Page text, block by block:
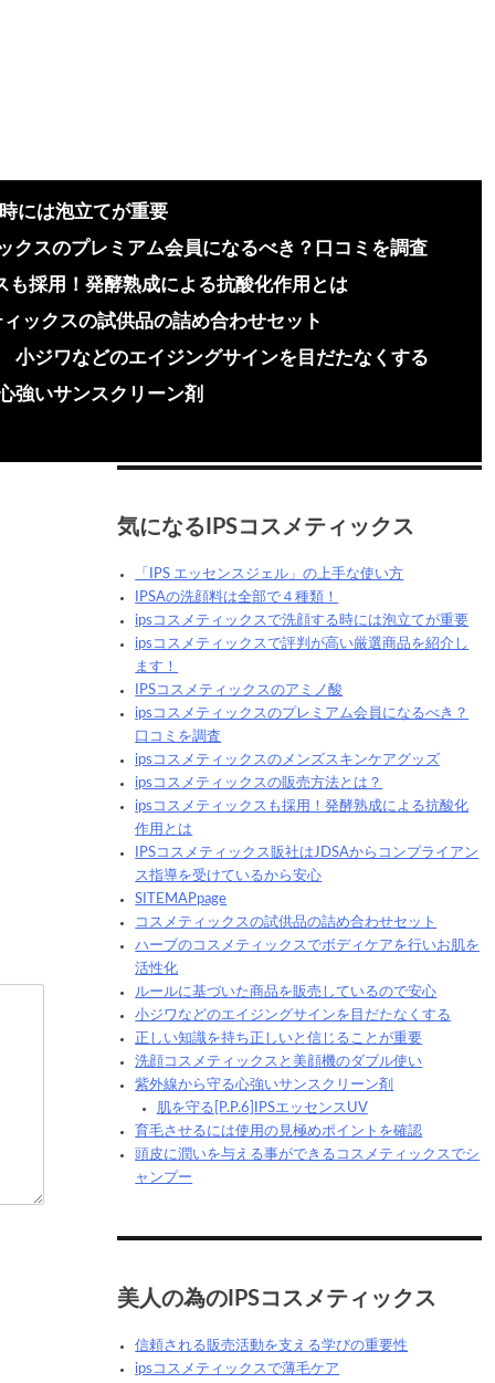
には泡立てが重要
クスのプレミアム会員になるべき？口コミを調査
も採用！発酵熟成による抗酸化作用とは
ックスの試供品の詰め合わせセット
小ジワなどのエイジングサインを目だたなくする
強いサンスクリーン剤
気になるIPSコスメティックス
「IPS エッセンスジェル」の上手な使い方
IPSAの洗顔料は全部で４種類！
ipsコスメティックスで洗顔する時には泡立てが重要
ipsコスメティックスで評判が高い厳選商品を紹介し
ます！
IPSコスメティックスのアミノ酸
ipsコスメティックスのプレミアム会員になるべき？
口コミを調査
ipsコスメティックスのメンズスキンケアグッズ
ipsコスメティックスの販売方法とは？
ipsコスメティックスも採用！発酵熟成による抗酸化
作用とは
IPSコスメティックス販社はJDSAからコンプライアン
ス指導を受けているから安心
SITEMAPpage
コスメティックスの試供品の詰め合わせセット
ハーブのコスメティックスでボディケアを行いお肌を
活性化
ルールに基づいた商品を販売しているので安心
小ジワなどのエイジングサインを目だたなくする
正しい知識を持ち正しいと信じることが重要
洗顔コスメティックスと美顔機のダブル使い
紫外線から守る心強いサンスクリーン剤
肌を守る[P.P.6]IPSエッセンスUV
育毛させるには使用の見極めポイントを確認
頭皮に潤いを与える事ができるコスメティックスでシ
ャンプー
美人の為のIPSコスメティックス
信頼される販売活動を支える学びの重要性
ipsコスメティックスで薄毛ケア